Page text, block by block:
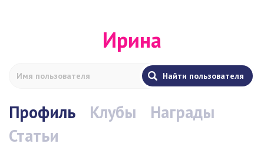
Ирина
Профиль Клубы
Награды
Статьи